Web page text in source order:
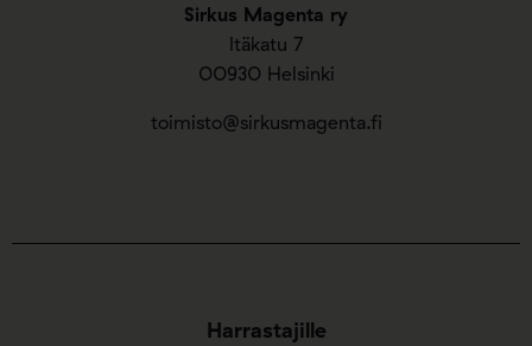
Sirkus Magenta ry
Itäkatu 7
00930 Helsinki
toimisto@sirkusmagenta.fi
Harrastajille